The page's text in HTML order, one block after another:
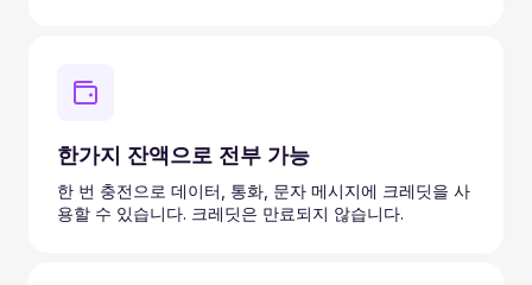
한가지 잔액으로 전부 가능
한 번 충전으로 데이터, 통화, 문자 메시지에 크레딧을 사
용할 수 있습니다. 크레딧은 만료되지 않습니다.